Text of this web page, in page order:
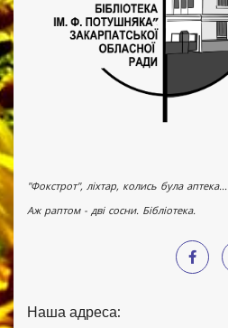
"Фокстрот", ліхтар, колись була аптека...
Аж раптом - дві сосни. Бібліотека.
Наша адреса: